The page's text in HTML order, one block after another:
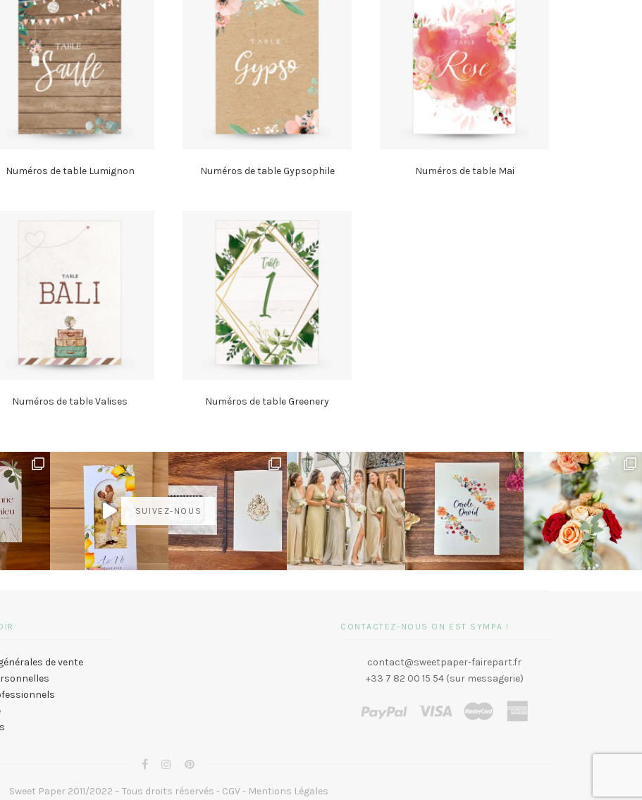
Numéros de table Lumignon Numéros de table Gypsophile Numéros de table Mai
Numéros de table Valises Numéros de table Greenery
SUIVEZ-NOUS
de vente
CONTACTEZ-NOUS ON EST SYMPA !
contact@sweetpaper-fairepart.fr
+33 7 82 00 15 54 (sur messagerie)
Sweet Paper 2011/2022 – Tous droits réservés - CGV- Mentions Légales